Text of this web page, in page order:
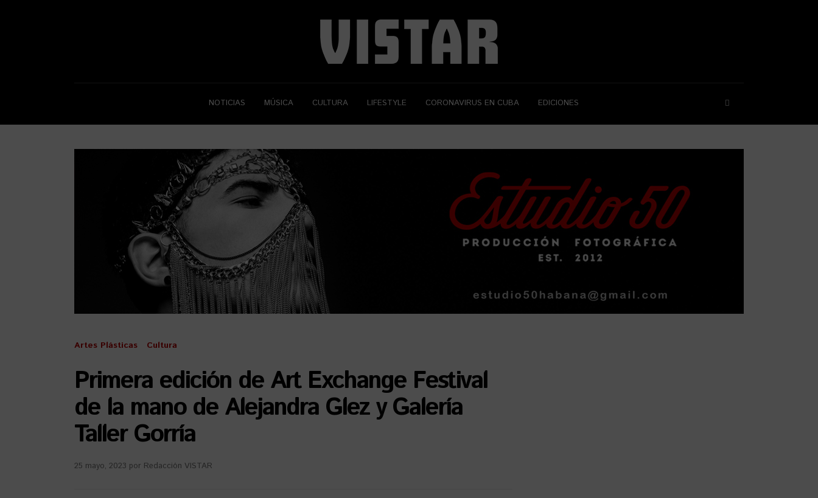
NOTICIAS MÚSICA CULTURA LIFESTYLE CORONAVIRUS EN CUBA EDICIONES
Artes Plásticas Cultura
Primera edición de Art Exchange Festival
de la mano de Alejandra Glez y Galería
Taller Gorría
25 mayo, 2023 por Redacción VISTAR